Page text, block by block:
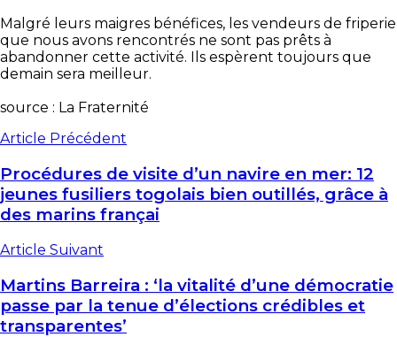
Malgré leurs maigres bénéfices, les vendeurs de friperie
que nous avons rencontrés ne sont pas prêts à
abandonner cette activité. Ils espèrent toujours que
demain sera meilleur.
source : La Fraternité
Article Précédent
Procédures de visite d’un navire en mer: 12
jeunes fusiliers togolais bien outillés, grâce à
des marins françai
Article Suivant
Martins Barreira : ‘la vitalité d’une démocratie
passe par la tenue d’élections crédibles et
transparentes’